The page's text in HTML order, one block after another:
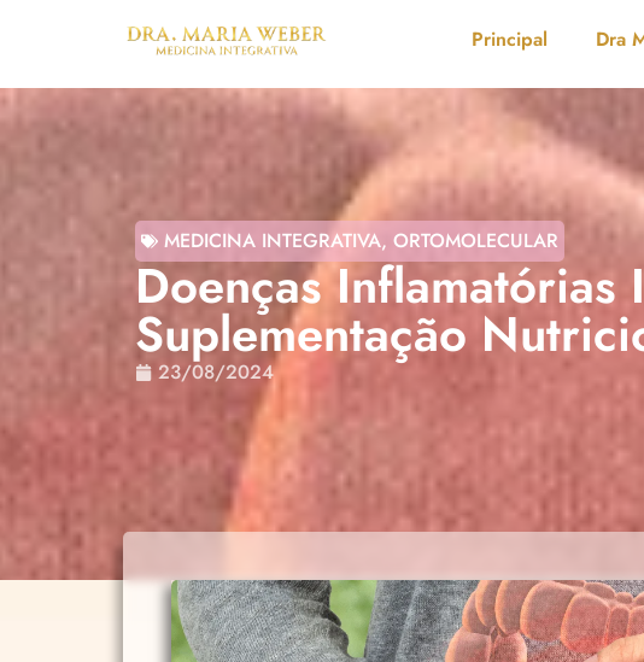
Principal Dra
MEDICINA INTEGRATIVA, ORTOMOLECULAR
Doenças Inflamatórias
Suplementação
23/08/2024